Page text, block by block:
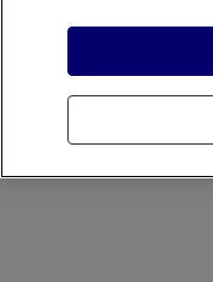
zaangażowanym